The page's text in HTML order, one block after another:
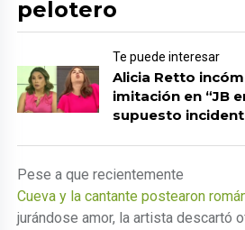
pelotero
Te puede interesar
Alicia Retto
imitación en “JB
supuesto
Pese a que recientemente
Cueva y la cantante postearon
jurándose amor, la artista descartó